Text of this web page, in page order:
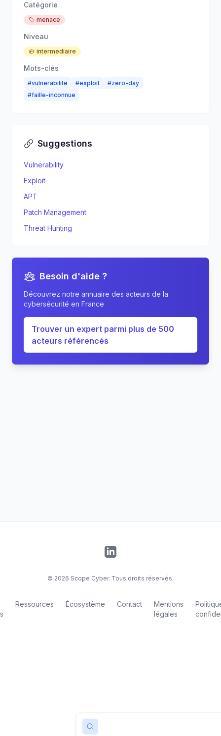
Catégorie
menace
Niveau
intermediaire
Mots-clés
#vulnerabilite #exploit #zero-day
#faille-inconnue
Suggestions
Vulnerability
Exploit
APT
Patch Management
Threat Hunting
Besoin d'aide ?
Découvrez notre annuaire des acteurs de la
cybersécurité en France
Trouver un expert parmi plus de 500
acteurs référencés
LinkedIn
© 2026 Scope Cyber. Tous droits réservés.
Ressources Écosystème Contact
Mentions
légales